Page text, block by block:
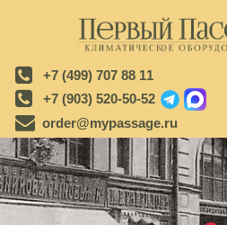
+7 (499) 707 88 11
+7 (903) 520-50-52
order@mypassage.ru